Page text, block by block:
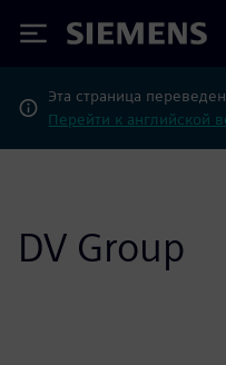
Siemens
Эта страница
Перейти к английской
DV Group